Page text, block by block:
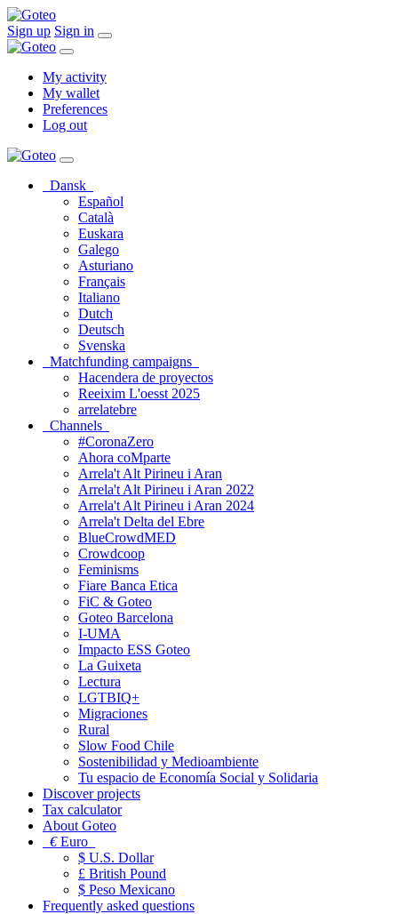
Sign up Sign in
My activity
My wallet
Preferences
Log out
Dansk
Español
Català
Euskara
Galego
Asturiano
Français
Italiano
Dutch
Deutsch
Svenska
Matchfunding campaigns
Hacendera de proyectos
Reeixim L'oesst 2025
arrelatebre
Channels
#CoronaZero
Ahora coMparte
Arrela't Alt Pirineu i Aran
Arrela't Alt Pirineu i Aran 2022
Arrela't Alt Pirineu i Aran 2024
Arrela't Delta del Ebre
BlueCrowdMED
Crowdcoop
Feminisms
Fiare Banca Etica
FiC & Goteo
Goteo Barcelona
I-UMA
Impacto ESS Goteo
La Guixeta
Lectura
LGTBIQ+
Migraciones
Rural
Slow Food Chile
Sostenibilidad y Medioambiente
Tu espacio de Economía Social y Solidaria
Discover projects
Tax calculator
About Goteo
€Euro
$ U.S. Dollar
£ British Pound
$ Peso Mexicano
Frequently asked questions